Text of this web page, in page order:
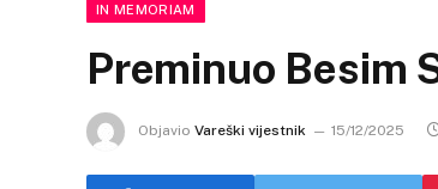
IN MEMORIAM
Preminuo Besim
Objavio Vareški vijestnik 15/12/2025